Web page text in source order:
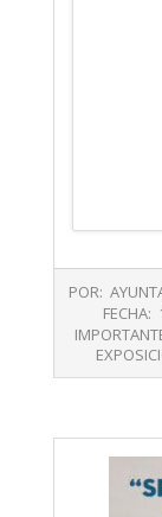
02-
POR:
FECHA: